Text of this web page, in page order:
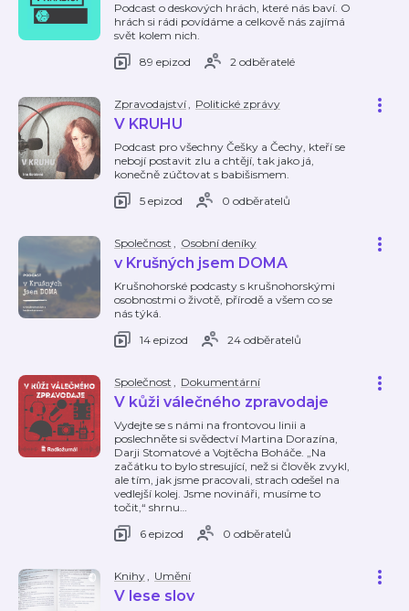
Podcast o deskových hrách, které nás baví. O
hrách si rádi povídáme a celkově nás zajímá
svět kolem nich.
89 epizod
2 odběratelé
Zpravodajství, Politické zprávy
V KRUHU
Podcast pro všechny Češky a Čechy, kteří se
nebojí postavit zlu a chtějí, tak jako já,
konečně zúčtovat s babišismem.
5 epizod
0 odběratelů
Společnost , Osobní deníky
v Krušných jsem DOMA
Krušnohorské podcasty s krušnohorskými
osobnostmi o životě, přírodě a všem co se
nás týká.
14 epizod
24 odběratelů
Společnost , Dokumentární
V kůži válečného zpravodaje
Vydejte se s námi na frontovou linii a
poslechněte si svědectví Martina Dorazína,
Darji Stomatové a Vojtěcha Boháče. „Na
začátku to bylo stresující, než si člověk zvykl,
ale tím, jak jsme pracovali, strach odešel na
vedlejší kolej. Jsme novináři, musíme to
točit,“ shrnu…
6 epizod
0 odběratelů
Knihy, Umění
V lese slov